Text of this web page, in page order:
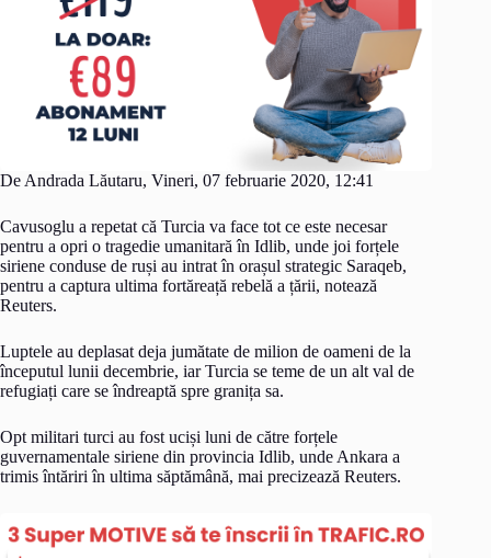
De Andrada Lăutaru, Vineri, 07 februarie 2020, 12:41
Cavusoglu a repetat că Turcia va face tot ce este necesar
pentru a opri o tragedie umanitară în Idlib, unde joi forțele
siriene conduse de ruși au intrat în orașul strategic Saraqeb,
pentru a captura ultima fortăreață rebelă a țării, notează
Reuters.
Luptele au deplasat deja jumătate de milion de oameni de la
începutul lunii decembrie, iar Turcia se teme de un alt val de
refugiați care se îndreaptă spre granița sa.
Opt militari turci au fost uciși luni de către forțele
guvernamentale siriene din provincia Idlib, unde Ankara a
trimis întăriri în ultima săptămână, mai precizează Reuters.